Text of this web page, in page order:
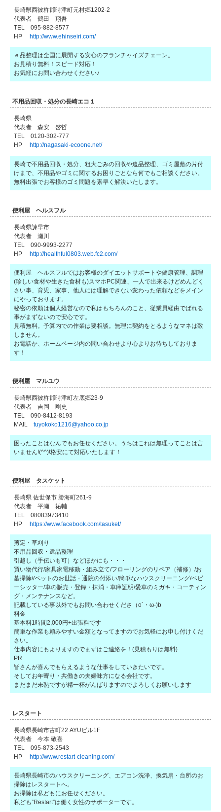
長崎県西彼杵郡時津町元村郷1202-2
代表者 鶴田 翔吾
TEL 095-882-8577
HP http://www.ehinseiri.com/
ｅ品整理は全国に展開する安心のフランチャイズチェーン。
お見積り無料！スピード対応！
お気軽にお問い合わせください♪
不用品回収・処分の長崎エコ１
長崎県
代表者 森安 啓哲
TEL 0120-302-777
HP http://nagasaki-ecoone.net/
長崎で不用品回収・処分、粗大ごみの回収や遺品整理、ゴミ屋敷の片付
けまで、不用品やゴミに関するお困りごとなら何でもご相談ください。
無料出張でお客様のゴミ問題を素早く解決いたします。
便利屋 ヘルスフル
長崎県諫早市
代表者 瀬川
TEL 090-9993-2277
HPhttp://healthful0803.web.fc2.com/
便利屋 ヘルスフルではお客様のダイエットサポートや健康管理、調理
(珍しい食材や生きた食材も)スマホPC関連、一人で出来るけどめんどく
さい事、育児、家事、他人には理解できない変わった依頼などをメイン
にやっております。
秘密の依頼は個人経営なので私はもちろんのこと、従業員経由でばれる
事がまずないので安心です。
見積無料。予算内での作業は要相談。無理に契約をとるようなマネは致
しません。
お電話か、ホームページ内の問い合わせより心よりお待ちしておりま
す！
便利屋 マルユウ
長崎県西彼杵郡時津町左底郷23-9
代表者 吉岡 剛史
TEL 090-8412-8193
MAILtuyokoko1216@yahoo.co.jp
困ったことはなんでもお任せください。うちはこれは無理ってことは言
いません!(^^)!格安にて対応いたします！
便利屋 タスケット
長崎県 佐世保市 勝海町261-9
代表者 平瀬 祐輔
TEL 08083973410
HPhttps://www.facebook.com/tasuket/
剪定・草刈り
不用品回収・遺品整理
引越し（手伝いも可）などほかにも・・・
買い物代行/家具家電移動・組み立て/フローリングのリペア（補修）/お
墓掃除//ペットのお世話・通院の付添い/簡単なハウスクリーニング/ベビ
ーシッター/車の販売・登録・抹消・車庫証明/愛車のミガキ・コーティン
グ・メンテナンスなど。
記載している事以外でもお問い合わせくださ（o´・ω-)b
料金
基本料1時間2,000円+出張料です
簡単な作業も頼みやすい金額となってますのでお気軽にお申し付けくだ
さい。
仕事内容にもよりますのでまずはご連絡を！(見積もりは無料)
PR
皆さんが喜んでもらえるような仕事をしていきたいです。
そしてお年寄り・共働きの夫婦味方になる会社です。
まだまだ未熟ですが精一杯がんばりますのでよろしくお願いします
レスタート
長崎県長崎市古町22 AYUビル1F
代表者 今本 敬喜
TEL 095-873-2543
HP http://www.restart-cleaning.com/
長崎県長崎市のハウスクリーニング、エアコン洗浄、換気扇・台所のお
掃除はレスタートへ。
お掃除は私どもにお任せください。
私ども”Restart”は働く女性のサポーターです。